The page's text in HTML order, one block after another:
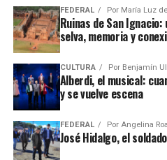
FEDERAL Por María Luz
Ruinas de San
selva, memoria y
CULTURA Por Benjamín
Alberdi, el musical:
y se vuelve escena
FEDERAL Por Angelina
José Hidalgo, el